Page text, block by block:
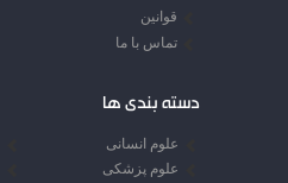
قوانین
تماس با ما
دسته بندی ها
علوم انسانی
علوم پزشکی